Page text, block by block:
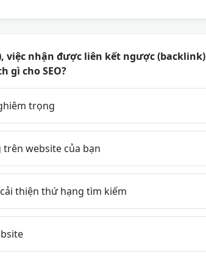
nhận được liên kết ngược (backlink)
gì cho SEO?
trọng
trên website của bạn
thiện thứ hạng tìm kiếm